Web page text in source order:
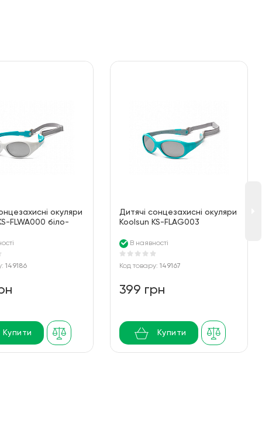
окуляри
FLWA000 біло-
149186
Купити
Дитячі сонцезахисні окуляри
Koolsun KS-FLAG003
(Розмір: 3+)
В наявності
Код товару: 149167
399 грн
Купити